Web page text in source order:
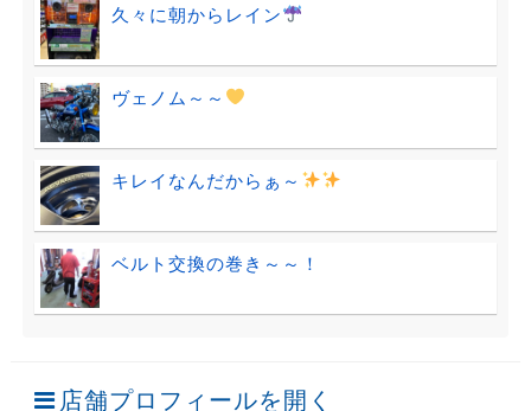
久々に朝からレイン
ヴェノム～～
キレイなんだからぁ～
ベルト交換の巻き～～！
店舗プロフィールを開く